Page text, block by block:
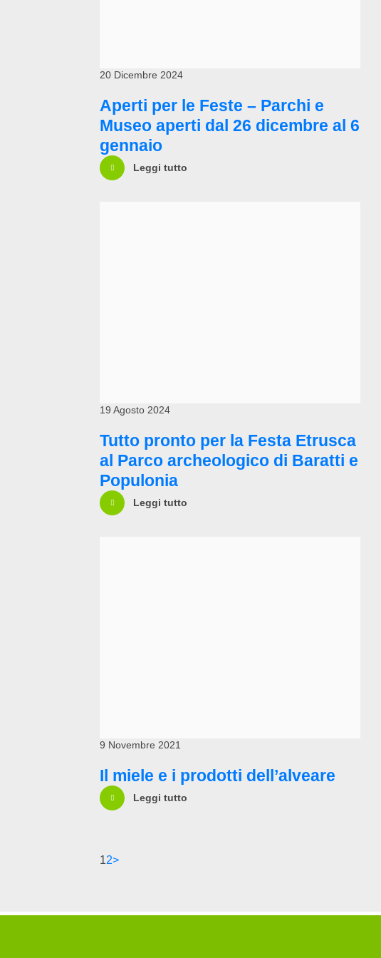
20 Dicembre 2024
Aperti per le Feste – Parchi e
Museo aperti dal 26 dicembre al 6
gennaio
Leggi tutto
19 Agosto 2024
Tutto pronto per la Festa Etrusca
al Parco archeologico di Baratti e
Populonia
Leggi tutto
9 Novembre 2021
Il miele e i prodotti dell’alveare
Leggi tutto
12>